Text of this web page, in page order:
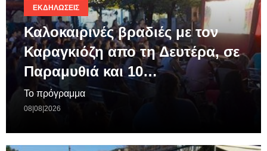
ΕΚΔΗΛΏΣΕΙΣ
Καλοκαιρινές βραδιές με τον
Καραγκιόζη απο τη Δευτέρα, σε
Παραμυθιά και 10…
Το πρόγραμμα
08|08|2026